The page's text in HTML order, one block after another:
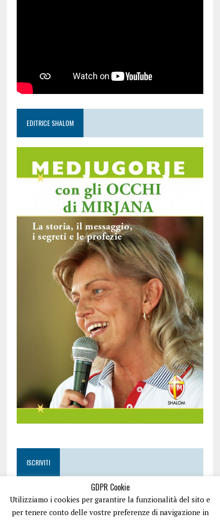
EDITRICE SHALOM
ISCRIVITI
GDPR Cookie
Utilizziamo i cookies per garantire la funzionalità del sito e
per tenere conto delle vostre preferenze di navigazione in